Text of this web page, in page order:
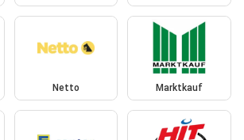
Netto Marktkauf